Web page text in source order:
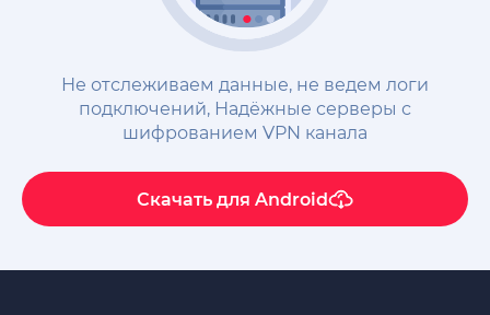
Не отслеживаем данные, не ведем логи
подключений, Надёжные cерверы с
шифрованием VPN канала
Скачать для Android